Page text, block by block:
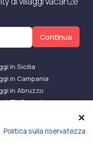
Continua
in Sicilia
in Campania
in Abruzzo
TH Resort
Politica sulla riservatezza